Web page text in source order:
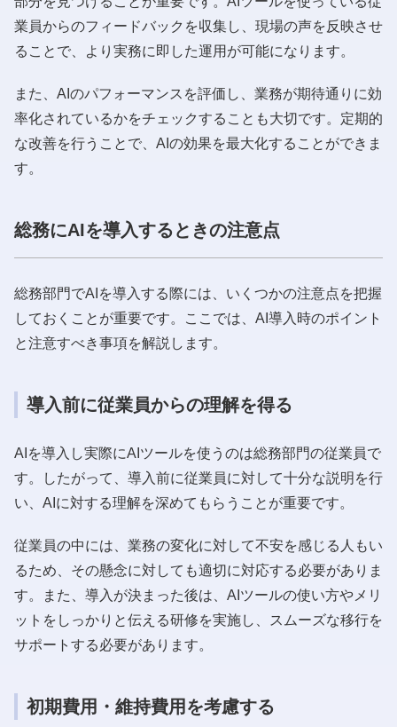
業員からのフィードバックを収集し、現場の声を反映させ
ることで、より実務に即した運用が可能になります。
また、AIのパフォーマンスを評価し、業務が期待通りに効
率化されているかをチェックすることも大切です。定期的
な改善を行うことで、AIの効果を最大化することができま
す。
総務にAIを導入するときの注意点
総務部門でAIを導入する際には、いくつかの注意点を把握
しておくことが重要です。ここでは、AI導入時のポイント
と注意すべき事項を解説します。
導入前に従業員からの理解を得る
AIを導入し実際にAIツールを使うのは総務部門の従業員で
す。したがって、導入前に従業員に対して十分な説明を行
い、AIに対する理解を深めてもらうことが重要です。
従業員の中には、業務の変化に対して不安を感じる人もい
るため、その懸念に対しても適切に対応する必要がありま
す。また、導入が決まった後は、AIツールの使い方やメリ
ットをしっかりと伝える研修を実施し、スムーズな移行を
サポートする必要があります。
初期費用・維持費用を考慮する